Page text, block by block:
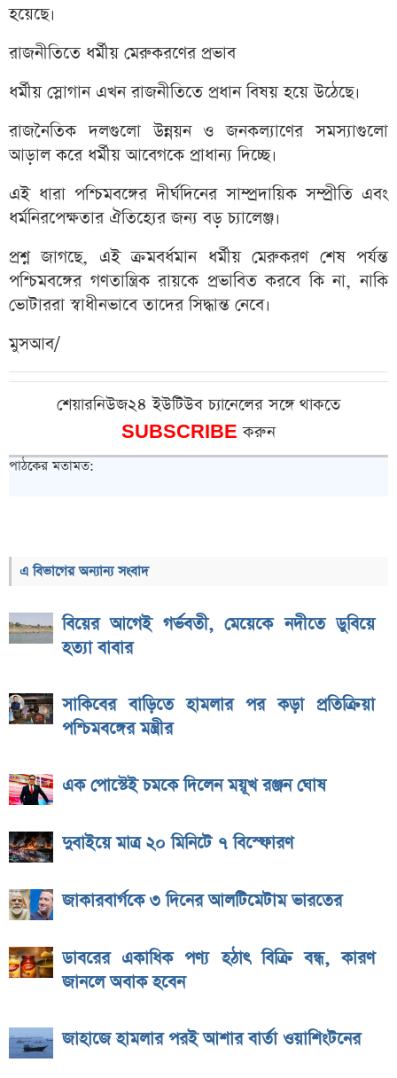
হয়েছে।
রাজনীতিতে ধর্মীয় মেরুকরণের প্রভাব
ধর্মীয় স্লোগান এখন রাজনীতিতে প্রধান বিষয় হয়ে উঠেছে।
রাজনৈতিক দলগুলো উন্নয়ন ও জনকল্যাণের সমস্যাগুলো
আড়াল করে ধর্মীয় আবেগকে প্রাধান্য দিচ্ছে।
এই ধারা পশ্চিমবঙ্গের দীর্ঘদিনের সাম্প্রদায়িক সম্প্রীতি এবং
ধর্মনিরপেক্ষতার ঐতিহ্যের জন্য বড় চ্যালেঞ্জ।
প্রশ্ন জাগছে, এই ক্রমবর্ধমান ধর্মীয় মেরুকরণ শেষ পর্যন্ত
পশ্চিমবঙ্গের গণতান্ত্রিক রায়কে প্রভাবিত করবে কি না, নাকি
ভোটাররা স্বাধীনভাবে তাদের সিদ্ধান্ত নেবে।
মুসআব/
শেয়ারনিউজ২৪ ইউটিউব চ্যানেলের সঙ্গে থাকতে
SUBSCRIBEকরুন
পাঠকের মতামত:
এ বিভাগের অন্যান্য সংবাদ
বিয়ের আগেই গর্ভবতী, মেয়েকে নদীতে ডুবিয়ে
হত্যা বাবার
সাকিবের বাড়িতে হামলার পর কড়া প্রতিক্রিয়া
পশ্চিমবঙ্গের মন্ত্রীর
এক পোস্টেই চমকে দিলেন ময়ূখ রঞ্জন ঘোষ
দুবাইয়ে মাত্র ২০ মিনিটে ৭ বিস্ফোরণ
জাকারবার্গকে ৩ দিনের আলটিমেটাম ভারতের
ডাবরের একাধিক পণ্য হঠাৎ বিক্রি বন্ধ, কারণ
জানলে অবাক হবেন
জাহাজে হামলার পরই আশার বার্তা ওয়াশিংটনের